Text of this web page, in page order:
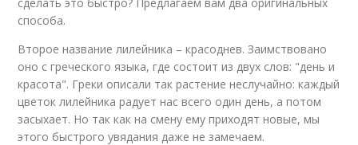
способа.
Второе название лилейника – красоднев. Заимствовано
оно с греческого языка, где состоит из двух слов: "день и
красота". Греки описали так растение неслучайно: каждый
цветок лилейника радует нас всего один день, а потом
засыхает. Но так как на смену ему приходят новые, мы
этого быстрого увядания даже не замечаем.